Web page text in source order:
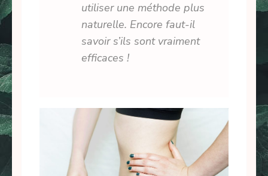
utiliser une méthode plus
naturelle. Encore faut-il
savoir s’ils sont vraiment
efficaces !